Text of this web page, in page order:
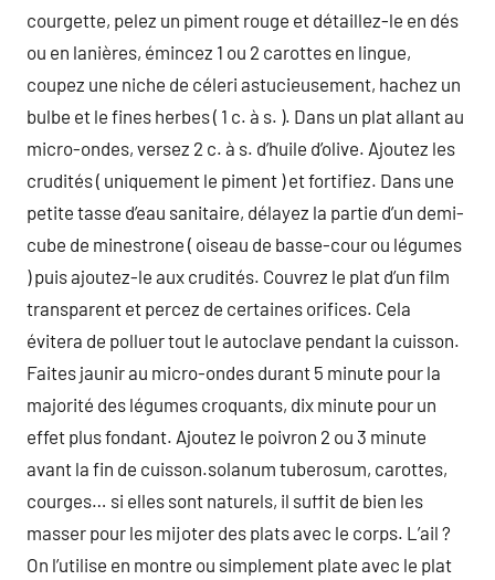
courgette, pelez un piment rouge et détaillez-le en dés
ou en lanières, émincez 1 ou 2 carottes en lingue,
coupez une niche de céleri astucieusement, hachez un
bulbe et le fines herbes ( 1 c. à s. ). Dans un plat allant au
micro-ondes, versez 2 c. à s. d’huile d’olive. Ajoutez les
crudités ( uniquement le piment ) et fortifiez. Dans une
petite tasse d’eau sanitaire, délayez la partie d’un demi-
cube de minestrone ( oiseau de basse-cour ou légumes
) puis ajoutez-le aux crudités. Couvrez le plat d’un film
transparent et percez de certaines orifices. Cela
évitera de polluer tout le autoclave pendant la cuisson.
Faites jaunir au micro-ondes durant 5 minute pour la
majorité des légumes croquants, dix minute pour un
effet plus fondant. Ajoutez le poivron 2 ou 3 minute
avant la fin de cuisson.solanum tuberosum, carottes,
courges… si elles sont naturels, il suffit de bien les
masser pour les mijoter des plats avec le corps. L’ail ?
On l’utilise en montre ou simplement plate avec le plat